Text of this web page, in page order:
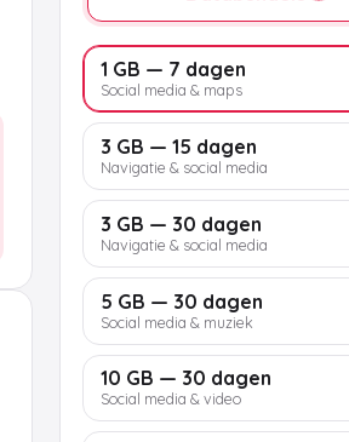
1 GB — 7 dagen
Social media & maps
3 GB — 15 dagen
Navigatie & social media
3 GB — 30 dagen
Navigatie & social media
5 GB — 30 dagen
Social media & muziek
10 GB — 30 dagen
Social media & video